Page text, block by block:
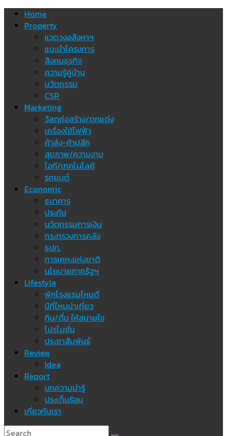
Skip Home
Property
แวดวงอสังหาฯ
แนะนำโครงการ
สังคมธุรกิจ
ความรู้คู่บ้าน
นวัตกรรม
CSR
Marketing
วัสดุก่อสร้าง/ตกแต่ง
เครื่องใช้ไฟฟ้า
ค้าส่ง-ค้าปลีก
สุขภาพ/ความงาม
ไอที/เทคโนโลยี
รถยนต์
Economic
ธนาคาร
ประกัน
นวัตกรรมการเงิน
กระทรวงการคลัง
ธปท.
การเคหะแห่งชาติ
นโยบายภาครัฐฯ
Lifestyle
พักโรงแรมไหนดี
มีที่ไหนน่าเที่ยว
กิน/ดื่ม ให้สบายใจ
โปรโมชั่น
ประชาสัมพันธ์
Review
Idea
Report
บทความน่ารู้
ประเด็นร้อน
เกี่ยวกับเรา